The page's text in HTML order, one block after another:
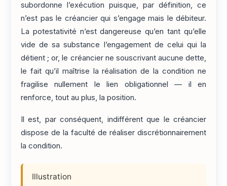
subordonne l’exécution puisque, par définition, ce
n’est pas le créancier qui s’engage mais le débiteur.
La potestativité n’est dangereuse qu’en tant qu’elle
vide de sa substance l’engagement de celui qui la
détient ; or, le créancier ne souscrivant aucune dette,
le fait qu’il maîtrise la réalisation de la condition ne
fragilise nullement le lien obligationnel — il en
renforce, tout au plus, la position.
Il est, par conséquent, indifférent que le créancier
dispose de la faculté de réaliser discrétionnairement
la condition.
Illustration